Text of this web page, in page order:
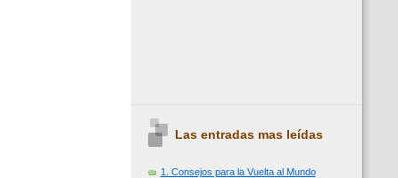
Las entradas mas leídas
1. Consejos para la Vuelta al Mundo